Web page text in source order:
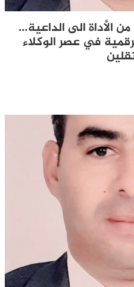
الأداة الى الداعية…
في عصر الوكلاء